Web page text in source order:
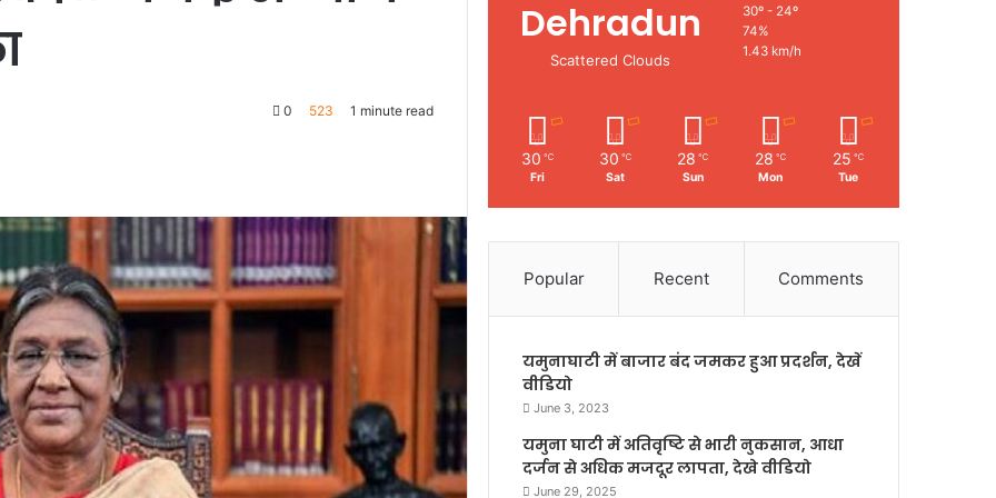
0 523 1 minute read
Dehradun
Scattered Clouds
30º - 24º
74%
1.43 km/h
30 ℃
Fri
30 ℃
Sat
28 ℃
Sun
28 ℃
Mon
25 ℃
Tue
Popular Recent Comments
यमुनाघाटी में बाजार बंद जमकर हुआ प्रदर्शन, देखें
वीडियो
June 3, 2023
यमुना घाटी में अतिवृष्टि से भारी नुकसान, आधा
दर्जन से अधिक मजदूर लापता, देखे वीडियो
June 29, 2025